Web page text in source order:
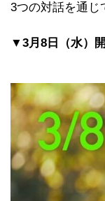
3つの対話を通じ
▼3月8日（水）